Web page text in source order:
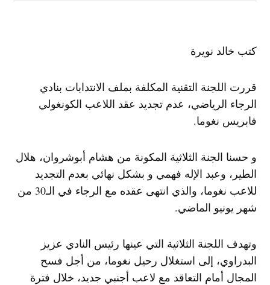
كتب خالد نويرة
قررت اللجنة التقنية المكلفة بملف الانتدابات بنادي
الرجاء الرياضي، عدم تجديد عقد اللاعب الكونغولي
فابريس نغوما.
و حسنا الجنة الثلاثية المكونة من هشام أبوشروان، هلال
الطير، وعبد الإله فهمي و بشكل نهائي بعدم التجديد
للاعب نغوما، والذي انتهى عقده مع الرجاء في الـ30 من
شهر يونيو الماضي.
وتهدف اللجنة الثلاثية التي عينها رئيس النادي عزيز
البدراوي، إلى استغلال رحيل نغوما، من أجل فسح
المجال أمام التعاقد مع لاعب أجنبي جديد، خلال فترة